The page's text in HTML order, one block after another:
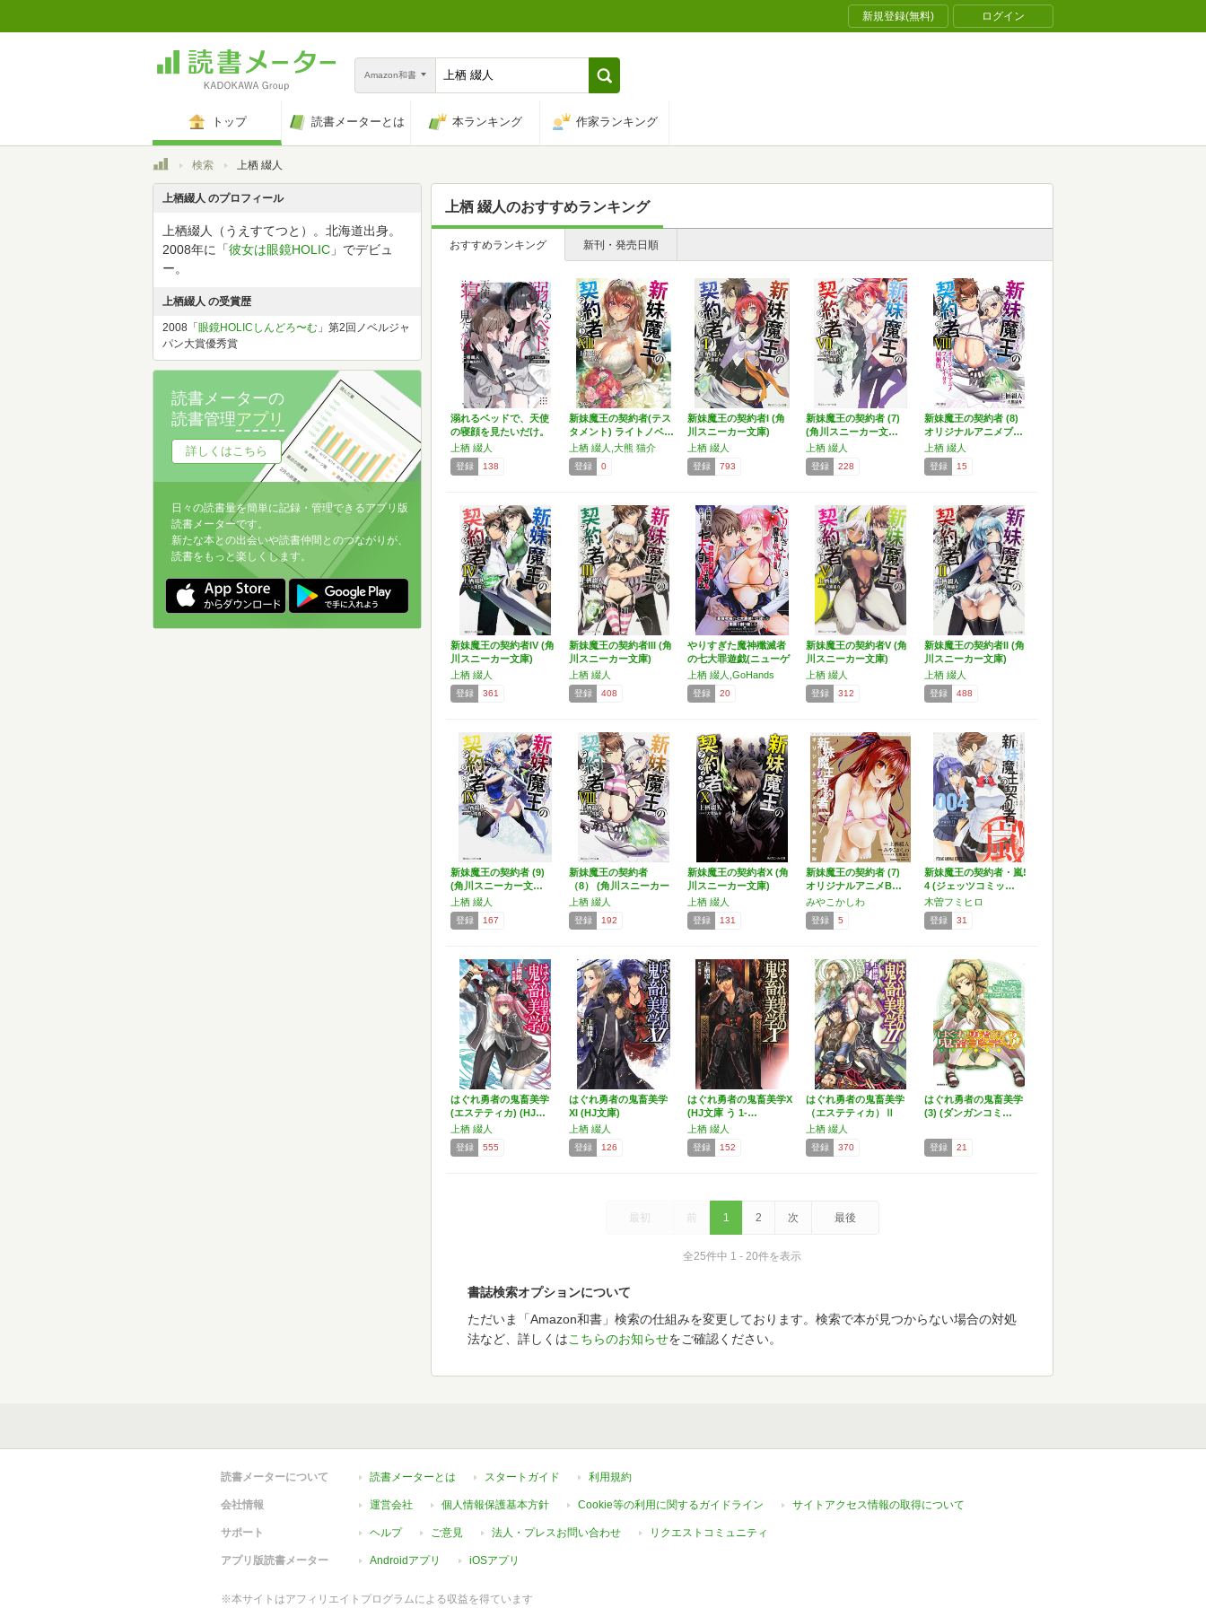
新規登録(無料) ログイン
Amazon和書
トップ 読書メーターとは 本ランキング 作家ランキング
トップ検索 上栖 綴人
上栖 綴人のおすすめランキング
おすすめランキング 新刊・発売日順
溺れるベッドで、天使
の寝顔を見たいだけ。
#…
上栖 綴人
登録 138
新妹魔王の契約者(テス
タメント) ライトノベ…
上栖 綴人,大熊 猫介
登録 0
新妹魔王の契約者I (角
川スニーカー文庫)
上栖 綴人
登録 793
新妹魔王の契約者 (7)
(角川スニーカー文…
上栖 綴人
登録 228
新妹魔王の契約者 (8)
オリジナルアニメブ…
上栖 綴人
登録 15
新妹魔王の契約者IV (角
川スニーカー文庫)
上栖 綴人
登録 361
新妹魔王の契約者III (角
川スニーカー文庫)
上栖 綴人
登録 408
やりすぎた魔神殲滅者
の七大罪遊戯(ニューゲ
ー…
上栖 綴人,GoHands
登録 20
新妹魔王の契約者V (角
川スニーカー文庫)
上栖 綴人
登録 312
新妹魔王の契約者II (角
川スニーカー文庫)
上栖 綴人
登録 488
新妹魔王の契約者 (9)
(角川スニーカー文…
上栖 綴人
登録 167
新妹魔王の契約者
（8） (角川スニーカー
文…
上栖 綴人
登録 192
新妹魔王の契約者X (角
川スニーカー文庫)
上栖 綴人
登録 131
新妹魔王の契約者 (7)
オリジナルアニメB…
みやこかしわ
登録 5
新妹魔王の契約者・嵐!
4 (ジェッツコミッ…
木曽フミヒロ
登録 31
はぐれ勇者の鬼畜美学
(エステティカ) (HJ…
上栖 綴人
登録 555
はぐれ勇者の鬼畜美学
XI (HJ文庫)
上栖 綴人
登録 126
はぐれ勇者の鬼畜美学X
(HJ文庫 う 1-…
上栖 綴人
登録 152
はぐれ勇者の鬼畜美学
（エステティカ）Ⅱ
(H…
上栖 綴人
登録 370
はぐれ勇者の鬼畜美学
(3) (ダンガンコミ…
登録 21
最初 前 1 2 次 最後
全25件中 1 - 20件を表示
書誌検索オプションについて
ただいま「Amazon和書」検索の仕組みを変更しております。検索で本が見つからない場合の対処
法など、詳しくはこちらのお知らせをご確認ください。
上栖綴人 のプロフィール
上栖綴人（うえすてつと）。北海道出身。
2008年に「彼女は眼鏡HOLIC 」でデビュ
ー。
上栖綴人 の受賞歴
2008「 眼鏡HOLICしんどろ〜む 」第2回ノベルジャ
パン大賞優秀賞
読書メーターの
読書管理アプリ
詳しくはこちら
日々の読書量を簡単に記録・管理できるアプリ版
読書メーターです。
新たな本との出会いや読書仲間とのつながりが、
読書をもっと楽しくします。
読書メーターについて 読書メーターとは スタートガイド 利用規約
会社情報 運営会社 個人情報保護基本方針 Cookie等の利用に関するガイドライン サイトアクセス情報の取得について
サポート ヘルプ ご意見 法人・プレスお問い合わせ リクエストコミュニティ
アプリ版読書メーター Androidアプリ iOSアプリ
※本サイトはアフィリエイトプログラムによる収益を得ています